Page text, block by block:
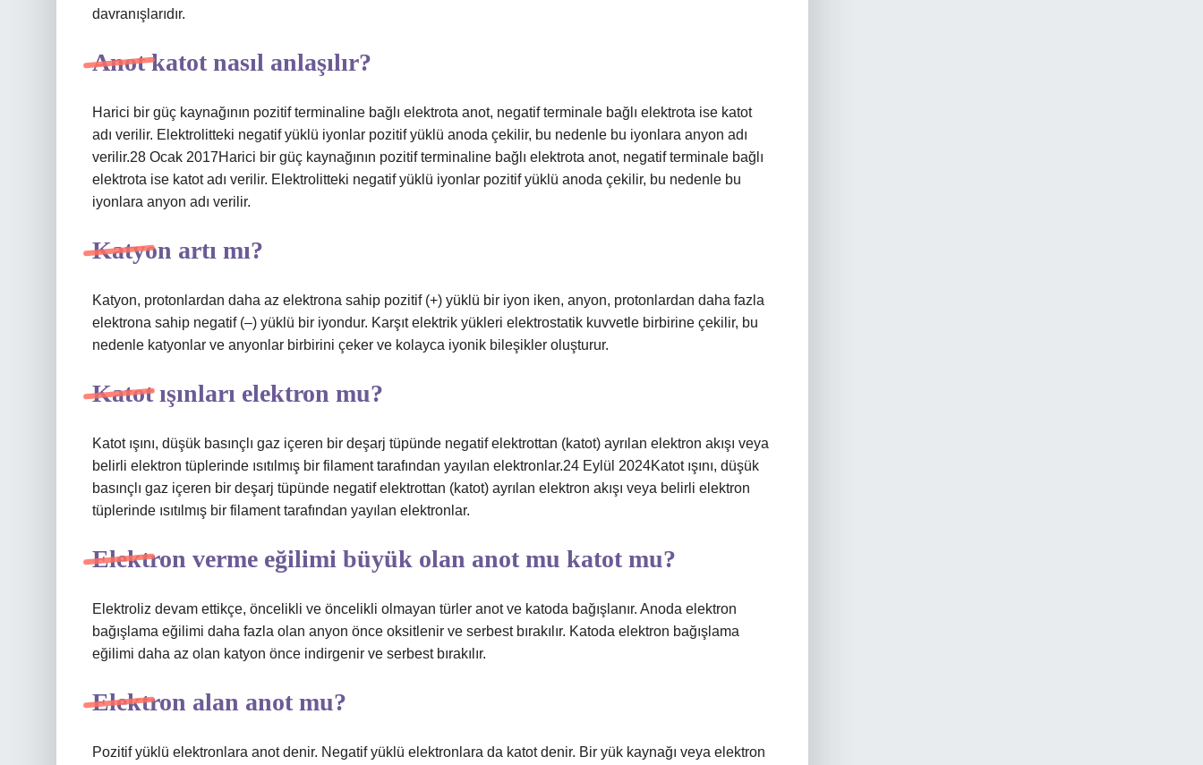
davranışlarıdır.
Anot katot nasıl anlaşılır?
Harici bir güç kaynağının pozitif terminaline bağlı elektrota anot, negatif terminale bağlı elektrota ise katot
adı verilir. Elektrolitteki negatif yüklü iyonlar pozitif yüklü anoda çekilir, bu nedenle bu iyonlara anyon adı
verilir.28 Ocak 2017Harici bir güç kaynağının pozitif terminaline bağlı elektrota anot, negatif terminale bağlı
elektrota ise katot adı verilir. Elektrolitteki negatif yüklü iyonlar pozitif yüklü anoda çekilir, bu nedenle bu
iyonlara anyon adı verilir.
Katyon artı mı?
Katyon, protonlardan daha az elektrona sahip pozitif (+) yüklü bir iyon iken, anyon, protonlardan daha fazla
elektrona sahip negatif (–) yüklü bir iyondur. Karşıt elektrik yükleri elektrostatik kuvvetle birbirine çekilir, bu
nedenle katyonlar ve anyonlar birbirini çeker ve kolayca iyonik bileşikler oluşturur.
Katot ışınları elektron mu?
Katot ışını, düşük basınçlı gaz içeren bir deşarj tüpünde negatif elektrottan (katot) ayrılan elektron akışı veya
belirli elektron tüplerinde ısıtılmış bir filament tarafından yayılan elektronlar.24 Eylül 2024Katot ışını, düşük
basınçlı gaz içeren bir deşarj tüpünde negatif elektrottan (katot) ayrılan elektron akışı veya belirli elektron
tüplerinde ısıtılmış bir filament tarafından yayılan elektronlar.
Elektron verme eğilimi büyük olan anot mu katot mu?
Elektroliz devam ettikçe, öncelikli ve öncelikli olmayan türler anot ve katoda bağışlanır. Anoda elektron
bağışlama eğilimi daha fazla olan anyon önce oksitlenir ve serbest bırakılır. Katoda elektron bağışlama
eğilimi daha az olan katyon önce indirgenir ve serbest bırakılır.
Elektron alan anot mu?
Pozitif yüklü elektronlara anot denir. Negatif yüklü elektronlara da katot denir. Bir yük kaynağı veya elektron